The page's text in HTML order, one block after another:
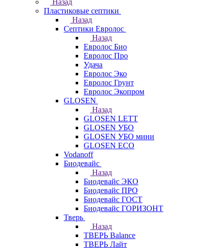
Назад
Пластиковые септики
Назад
Септики Евролос
Назад
Евролос Био
Евролос Про
Удача
Евролос Эко
Евролос Грунт
Евролос Экопром
GLOSEN
Назад
GLOSEN LETT
GLOSEN УБО
GLOSEN УБО мини
GLOSEN ECO
Vodanoff
Биодевайс
Назад
Биодевайс ЭКО
Биодевайс ПРО
Биодевайс ГОСТ
Биодевайс ГОРИЗОНТ
Тверь
Назад
ТВЕРЬ Balance
ТВЕРЬ Лайт